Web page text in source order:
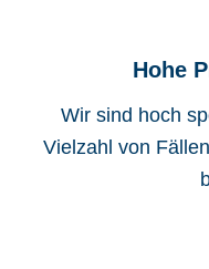
Hohe
Wir sind hoch
Vielzahl von